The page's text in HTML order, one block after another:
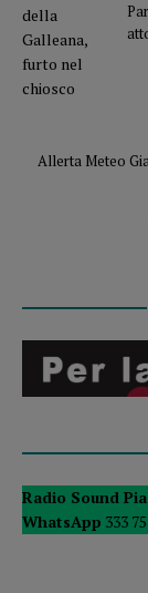
Allerta Meteo
Radio Sound
WhatsApp 333